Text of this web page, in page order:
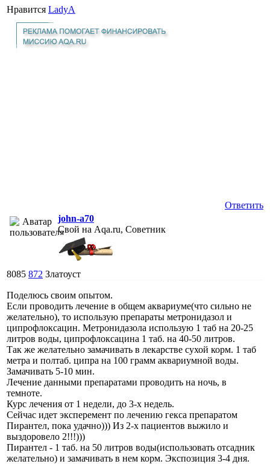
Нравится LadyA
Ответить
john-a70
Свой на Aqa.ru, Советник
8085 872 Златоуст
Поделюсь своим опытом.
Если проводить лечение в общем аквариуме(что сильно не
желательно), то использую препараты метронидазол и
ципрофлоксацин. Метронидазола использую 1 таб на 20-25
литров воды, ципрофлоксацина 1 таб. на 40-50 литров.
Так же желательно замачивать в лекарстве сухой корм. 1 таб
метра и полтаб. ципра на 100 грамм аквариумной воды.
Замачивать 5-10 мин.
Лечение данными препаратами проводить на ночь, в
темноте.
Курс лечения от 1 недели, до 3-х недель.
Сейчас идет эксперемент по лечению гекса препаратом
Пирантел, пока удачно))) Из 2-х пациентов выжило и
выздоровело 2!!!)))
Пирантел - 1 таб. на 50 литров воды(использовать отсадник
желательно) и замачивать в нем корм. Экспозиция 3-4 дня.